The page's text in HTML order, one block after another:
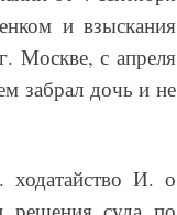
и взыскания
Москве, с апреля
забрал дочь и не
ходатайство И. о